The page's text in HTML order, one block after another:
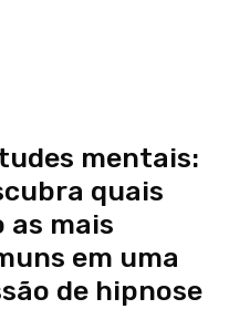
mentais:
quais
as mais
em uma
de hipnose